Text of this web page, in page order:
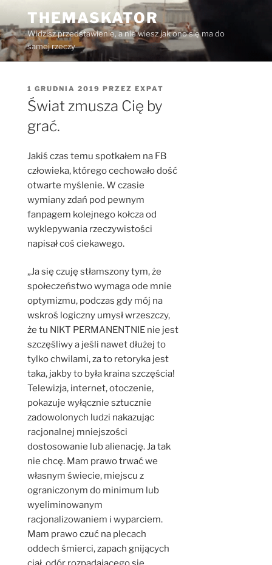
do
treści
THEMASKATOR
Widzisz przedstawienie, a nie wiesz jak ono się ma do
samej rzeczy
OPUBLIKOWANE
W
1 GRUDNIA 2019 PRZEZ EXPAT
Świat zmusza Cię by
grać.
Jakiś czas temu spotkałem na FB
człowieka, którego cechowało dość
otwarte myślenie. W czasie
wymiany zdań pod pewnym
fanpagem kolejnego kołcza od
wyklepywania rzeczywistości
napisał coś ciekawego.
„Ja się czuję stłamszony tym, że
społeczeństwo wymaga ode mnie
optymizmu, podczas gdy mój na
wskroś logiczny umysł wrzeszczy,
że tu NIKT PERMANENTNIE nie jest
szczęśliwy a jeśli nawet dłużej to
tylko chwilami, za to retoryka jest
taka, jakby to była kraina szczęścia!
Telewizja, internet, otoczenie,
pokazuje wyłącznie sztucznie
zadowolonych ludzi nakazując
racjonalnej mniejszości
dostosowanie lub alienację. Ja tak
nie chcę. Mam prawo trwać we
własnym świecie, miejscu z
ograniczonym do minimum lub
wyeliminowanym
racjonalizowaniem i wyparciem.
Mam prawo czuć na plecach
oddech śmierci, zapach gnijących